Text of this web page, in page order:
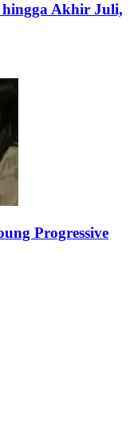
Akhir Juli,
Progressive